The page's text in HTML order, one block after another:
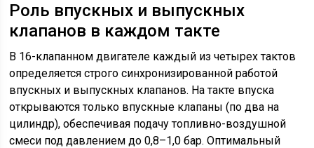
Роль впускных и выпускных
клапанов в каждом такте
В 16-клапанном двигателе каждый из четырех тактов
определяется строго синхронизированной работой
впускных и выпускных клапанов. На такте впуска
открываются только впускные клапаны (по два на
цилиндр), обеспечивая подачу топливно-воздушной
смеси под давлением до 0,8–1,0 бар. Оптимальный